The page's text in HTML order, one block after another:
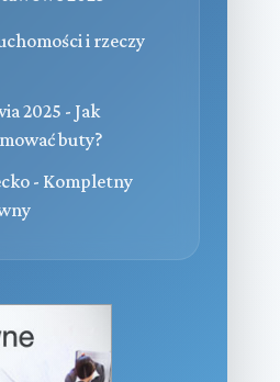
i rzeczy
2025 - Jak
buty?
- Kompletny